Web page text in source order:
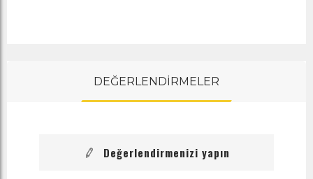
DEĞERLENDİRMELER
Değerlendirmenizi yapın